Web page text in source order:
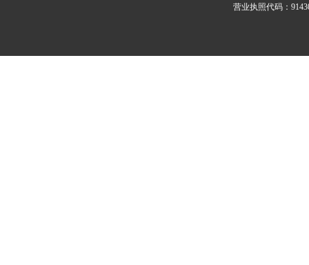
营业执照代码：